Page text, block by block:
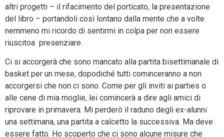
altri progetti – il rifacimento del porticato, la presentazione
del libro – portandoli così lontano dalla mente che a volte
nemmeno mi ricordo di sentirmi in colpa per non essere
riuscitoa presenziare.
Ci si accorgerà che sono mancato alla partita bisettimanale di
basket per un mese, dopodiché tutti cominceranno a non
accorgersi che non ci sono. Come per gli inviti ai parties o
alle cene di mia moglie, lei comincerà a dire agli amici di
riprovare in primavera. Mi perderò il raduno degli ex-alunni
una settimana, una partita a calcetto la successiva. Ma deve
essere fatto. Ho scoperto che ci sono alcune misure che